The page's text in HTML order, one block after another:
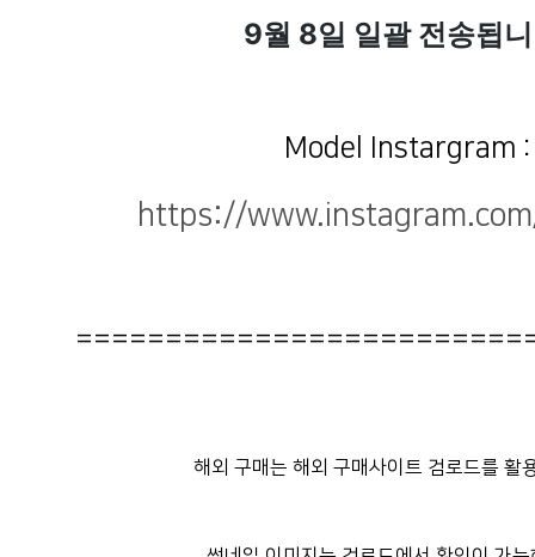
9월 8일 일괄 전송됩
Model Instargram
https://
해외 구매는 해외 구매사이트 검로드를 활